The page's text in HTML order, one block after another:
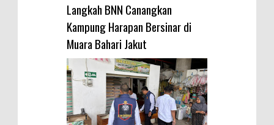
Langkah BNN Canangkan
Kampung Harapan Bersinar di
Muara Bahari Jakut